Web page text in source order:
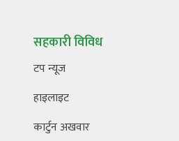
सहकारी विविध
टप न्यूज
हाइलाइट
कार्टुन अखवार